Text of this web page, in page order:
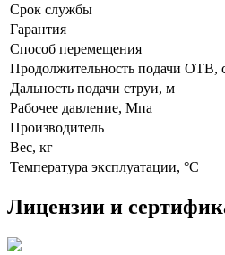
Срок службы
Гарантия
Способ перемещения
Продолжительность подачи ОТВ,
Дальность подачи струи, м
Рабочее давление, Мпа
Производитель
Вес, кг
Температура эксплуатации, °C
Лицензии и